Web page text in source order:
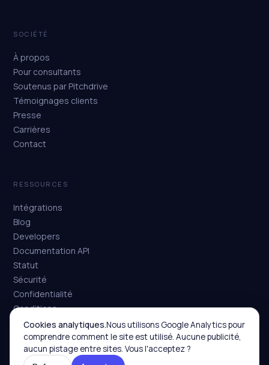
SOCIÉTÉ
À propos
Pour consultants
Soutenus par Pitchdrive
Témoignages clients
Presse
Carrières
Contact
RESSOURCES
Intégrations
Blog
Developers
Documentation API
Statut
Sécurité
Confidentialité
Conditions
Cookies analytiques.Nous utilisons Google Analytics pour
comprendre comment le site est utilisé. Aucune publicité,
aucun pistage entre sites. Vous l'acceptez ?